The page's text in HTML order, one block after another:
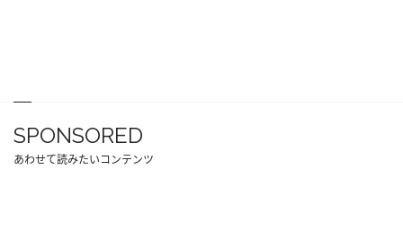
SPONSORED
あわせて読みたいコンテンツ